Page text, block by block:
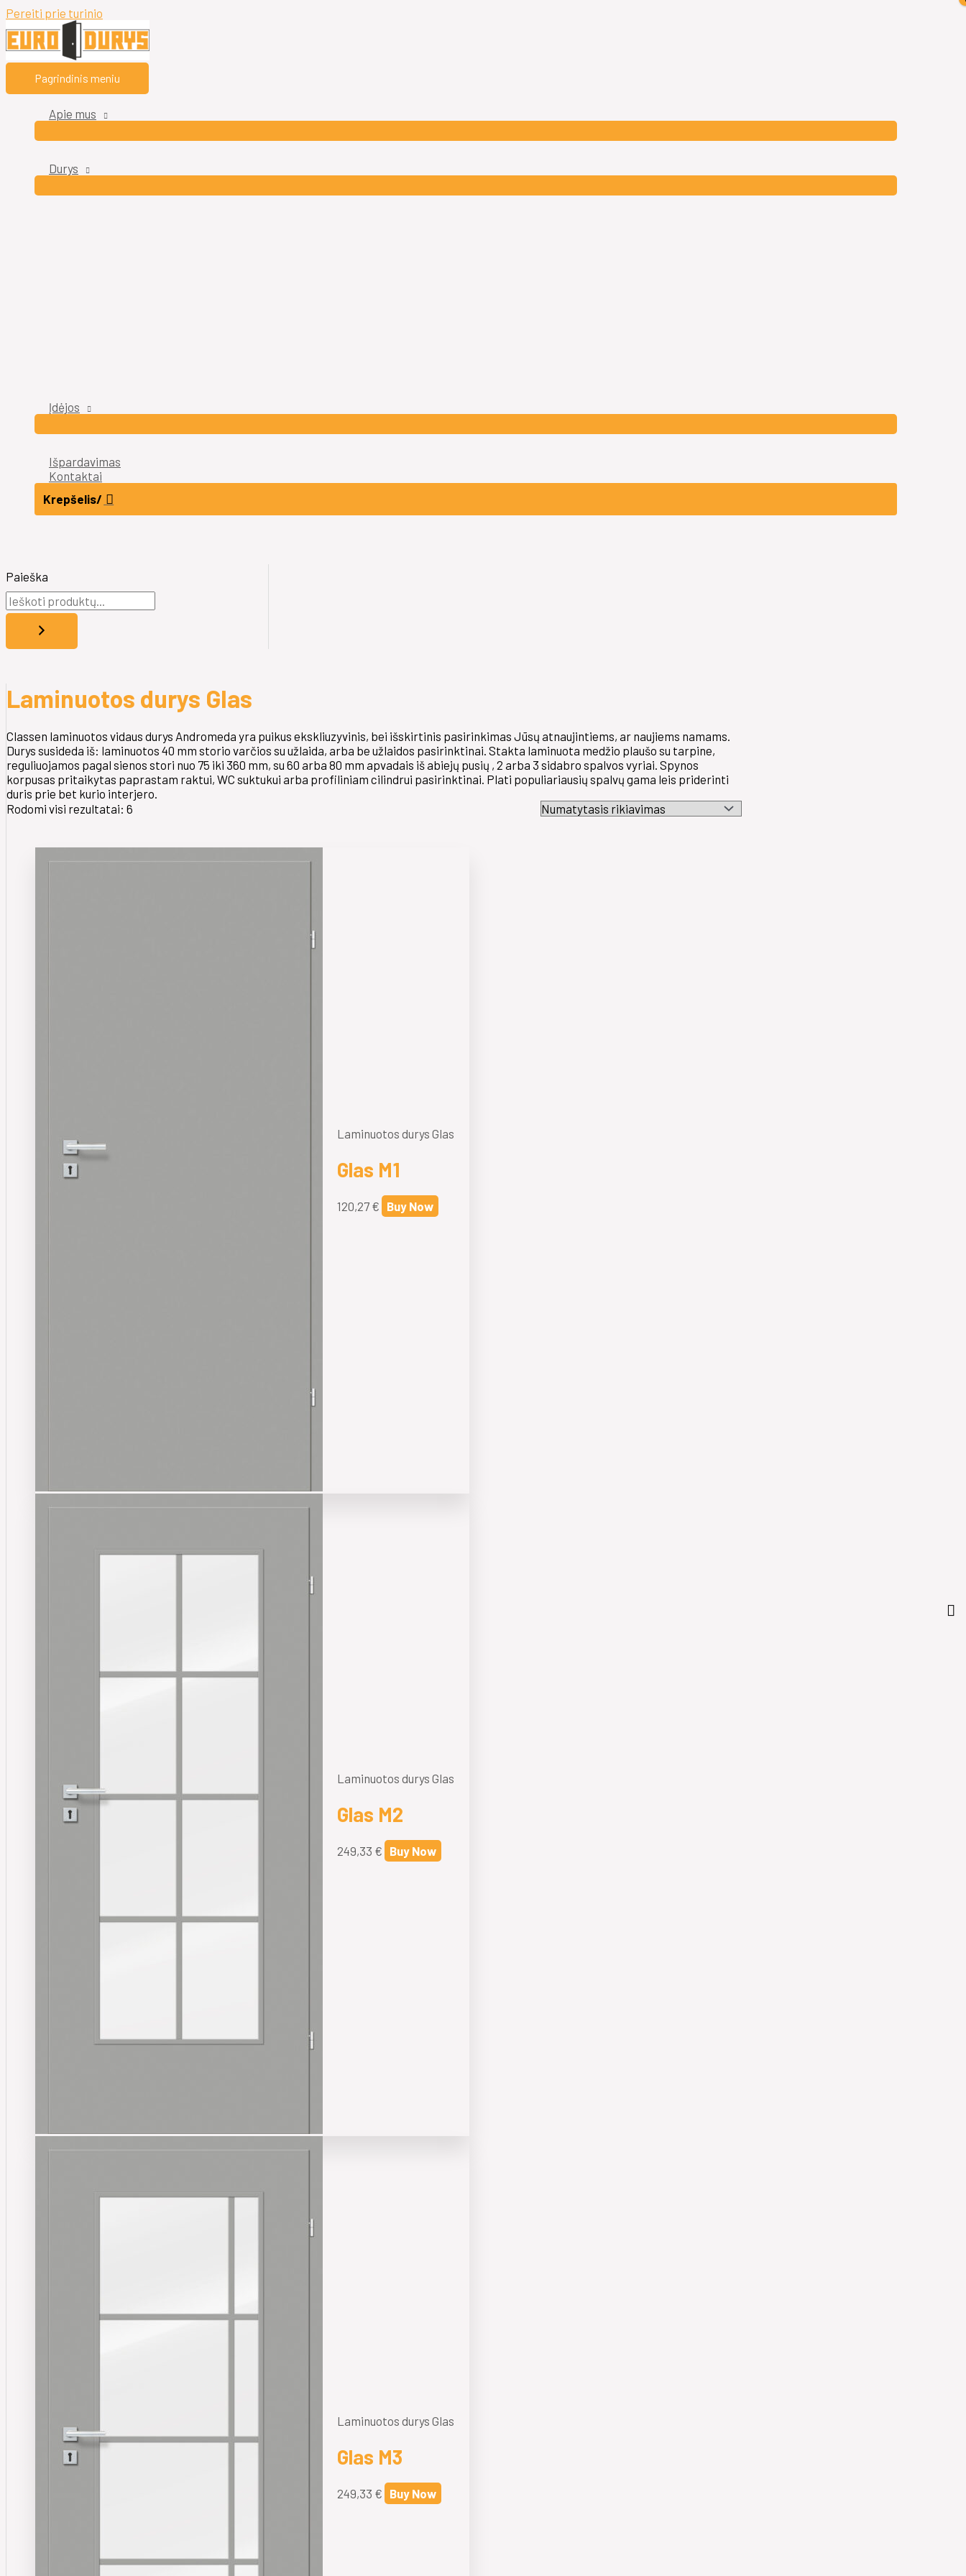
Pereiti prie turinio
Pagrindinis meniu
Apie mus
Durys
Įdėjos
Išpardavimas
Kontaktai
Krepšelis/
Paieška
Laminuotos durys Glas
Classen laminuotos vidaus durys Andromeda yra puikus ekskliuzyvinis, bei išskirtinis pasirinkimas Jūsų atnaujintiems, ar naujiems namams.
Durys susideda iš: laminuotos 40 mm storio varčios su užlaida, arba be užlaidos pasirinktinai. Stakta laminuota medžio plaušo su tarpine,
reguliuojamos pagal sienos stori nuo 75 iki 360 mm, su 60 arba 80 mm apvadais iš abiejų pusių , 2 arba 3 sidabro spalvos vyriai. Spynos
korpusas pritaikytas paprastam raktui, WC suktukui arba profiliniam cilindrui pasirinktinai. Plati populiariausių spalvų gama leis priderinti
duris prie bet kurio interjero.
Rodomi visi rezultatai: 6
Laminuotos durys Glas
Glas M1
120,27 € Buy Now
Laminuotos durys Glas
Glas M2
249,33 € Buy Now
Laminuotos durys Glas
Glas M3
249,33 € Buy Now